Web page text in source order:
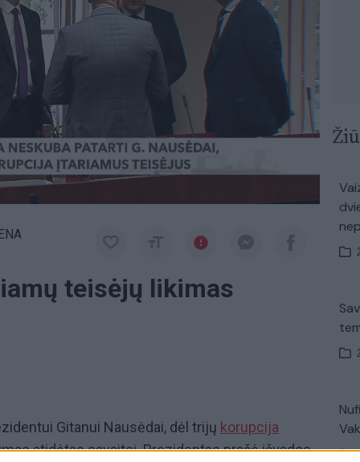
teisėjų likimas
Gitanui Nausėdai, dėl trijų korupcija
atidėtas savaitei. Prezidentas prašė išvados